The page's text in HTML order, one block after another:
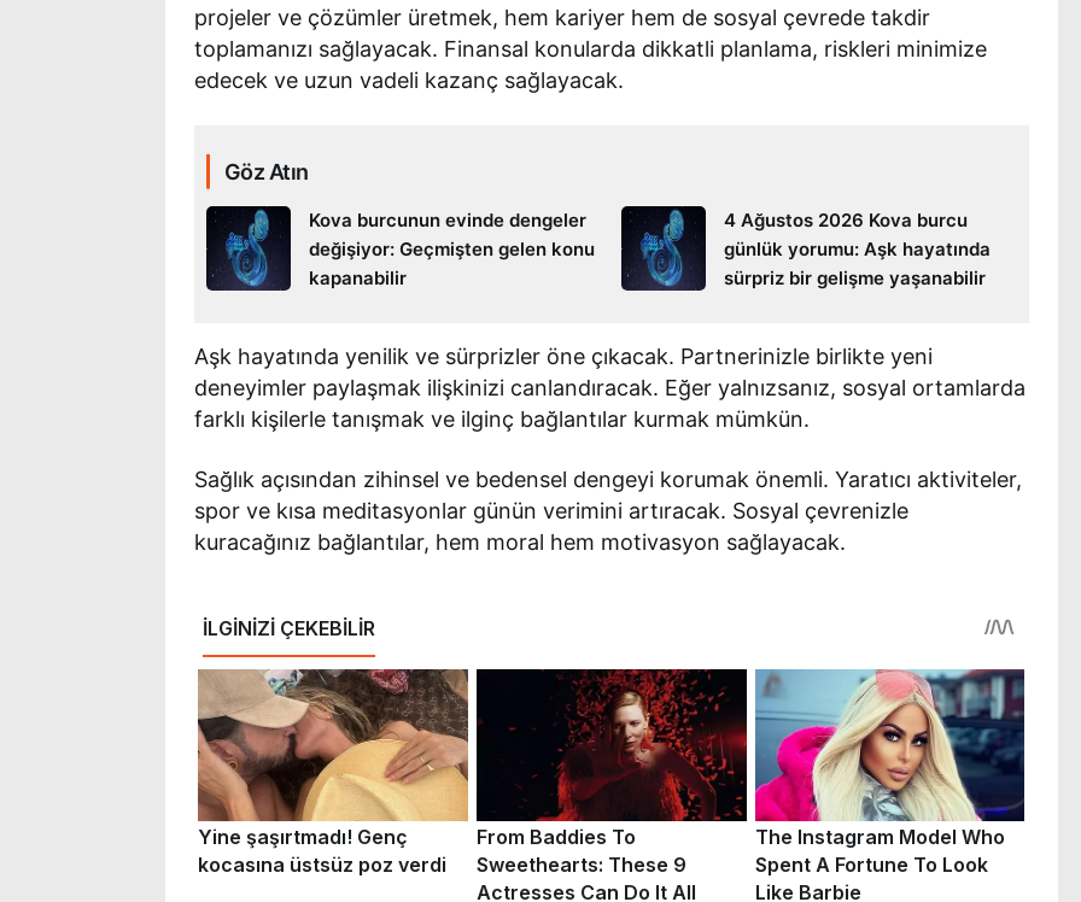
projeler ve çözümler üretmek, hem kariyer hem de sosyal çevrede takdir
toplamanızı sağlayacak. Finansal konularda dikkatli planlama, riskleri minimize
edecek ve uzun vadeli kazanç sağlayacak.
Göz Atın
Kova burcunun evinde dengeler
değişiyor: Geçmişten gelen konu
kapanabilir
4 Ağustos 2026 Kova burcu
günlük yorumu: Aşk hayatında
sürpriz bir gelişme yaşanabilir
Aşk hayatında yenilik ve sürprizler öne çıkacak. Partnerinizle birlikte yeni
deneyimler paylaşmak ilişkinizi canlandıracak. Eğer yalnızsanız, sosyal ortamlarda
farklı kişilerle tanışmak ve ilginç bağlantılar kurmak mümkün.
Sağlık açısından zihinsel ve bedensel dengeyi korumak önemli. Yaratıcı aktiviteler,
spor ve kısa meditasyonlar günün verimini artıracak. Sosyal çevrenizle
kuracağınız bağlantılar, hem moral hem motivasyon sağlayacak.